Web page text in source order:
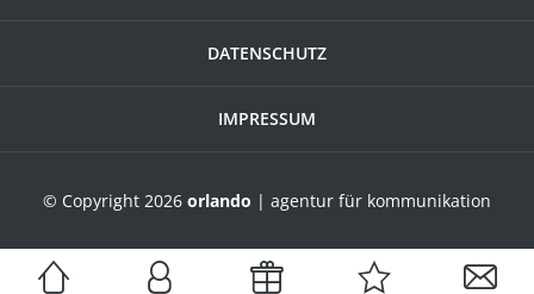
DATENSCHUTZ
IMPRESSUM
© Copyright 2026 orlando | agentur für kommunikation